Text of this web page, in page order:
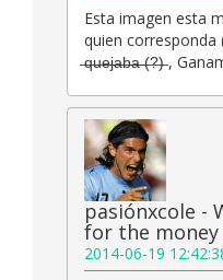
Esta imagen esta
quien corresponda
̶q̶u̶e̶j̶a̶b̶a̶ ̶(̶?̶)̶ ,
pasiónxcole -
for the money
2014-06-19